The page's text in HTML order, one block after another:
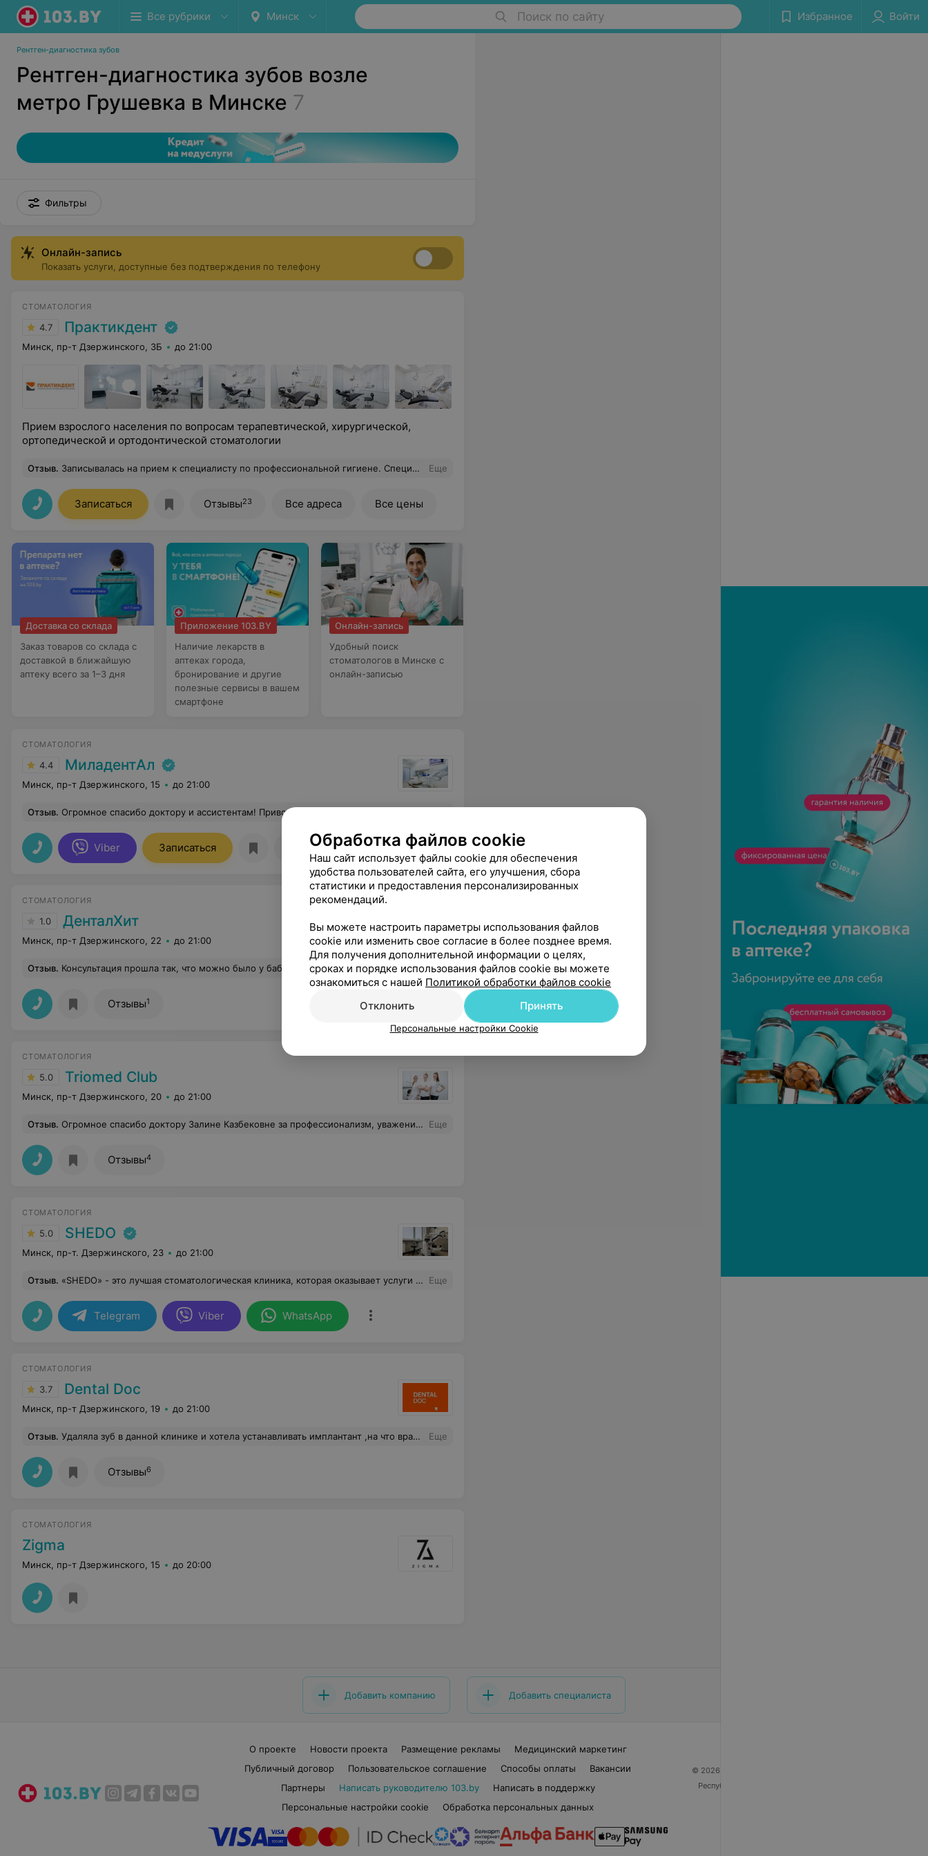
Все рубрики Минск Поиск по сайту Избранное Войти
Рентген-диагностика зубов
Рентген-диагностика зубов возле
метро Грушевка в Минске 7
Фильтры
Онлайн-запись
Показать услуги, доступные без подтверждения по телефону
СТОМАТОЛОГИЯ
4.7 Практикдент
Минск, пр-т Дзержинского, 3Б до 21:00
Прием взрослого населения по вопросам терапевтической, хирургической,
ортопедической и ортодонтической стоматологии
Отзыв. Записывалась на прием к специалисту по профессиональной гигиене. Специалист тактичный, приветливый. Оказанной процедурой осталась вполне довольна! Еще
Записаться Отзывы23 Все адреса Все цены
Доставка со склада
Заказ товаров со склада с
доставкой в ближайшую
аптеку всего за 1–3 дня
Приложение 103.BY
Наличие лекарств в
аптеках города,
бронирование и другие
полезные сервисы в вашем
смартфоне
Онлайн-запись
Удобный поиск
стоматологов в Минске с
онлайн-записью
СТОМАТОЛОГИЯ
4.4 МиладентАл
Минск, пр-т Дзержинского, 15 до 21:00
Отзыв. Огромное спасибо доктору и ассистентам! Приводили дочь с серьезным кариесом, боялись паники. Но врач так ловко и весело все превратила в игру, что ребенок даже не заметил укола! Ушли с улыбкой. Чистые, современные кабинеты, доброе отношение на ресепшене. Цены соответствуют качеству. Очень рекомендую!
Viber Записаться Отзывы20
СТОМАТОЛОГИЯ
1.0 ДенталХит
Минск, пр-т Дзержинского, 22 до 21:00
Отзыв. Консультация прошла так, что можно было у бабы Зины получить такие ответы на вопросы по брекетам. "Показания к брекетам есть, но вроде и нет, а вообще они у всех есть, но вам брекеты может и не нужны". "может мы и хуже сделаем", "Стираемость с одной стороны - 3 мм зубов, есть но это возрастное". "если поставить брекеты то может будут зубы стираться с одной стороны, а может и не будут". Даже стоимость назвал от 7500 до 13000. Какой смысл в такой консультации, если глядя на зд снимок и зубы, врач не может сказать ни то, сможет ли он остановить уменьшение высоты зубов с одной стороны и по цене посчитать? Не советую. Еще
Отзывы1
СТОМАТОЛОГИЯ
5.0 Triomed Club
Минск, пр-т Дзержинского, 20 до 21:00
Отзыв. Огромное спасибо доктору Залине Казбековне за профессионализм, уважение и внимательное отношение. Проблема с лечением зуба была решена за один прием и очень качественно. Также благодарна специалистам в рентген кабинете, в регистратуре, что очень быстро нашли возможность записать к доктору. Всем огромное спасибо Еще
Отзывы4
СТОМАТОЛОГИЯ
5.0 SHEDO
Минск, пр-т. Дзержинского, 23 до 21:00
Отзыв. «SHEDO» - это лучшая стоматологическая клиника, которая оказывает услуги на самом высочайшем уровне! Главными специалистами и основателями этого центра являются два врача: хирург-имплантолог Шелег Владимир Леонидович и ортопед Добрицкий Антон Павлович. Это опытные профессионалы, действительно знающие свое дело, а также это прекрасные, доброжелательные люди, с которыми спокойно проходишь все непростые этапы стоматологических манипуляций. Работают доктора в постоянном контакте друг с другом, что очень важно для окончательного результата. Вместе они творят чудеса! По секрету скажу, что их работу высоко ценят другие коллеги-стоматологи) Именно так, по рекомендации другого хирурга-стоматолога мы узнали про фамилии Шелег и Добрицкий) К ним обращаются люди не только из Беларуси, но приезжает много иностранных пациентов. Доктора сами выступают на всевозможных конференциях за границей, обучают коллег своему мастерству, делятся передовым опытом на различных медицинских форумах. Рекомендую! Еще
Telegram Viber WhatsApp
СТОМАТОЛОГИЯ
3.7 Dental Doc
Минск, пр-т Дзержинского, 19 до 21:00
Отзыв. Удаляла зуб в данной клинике и хотела устанавливать имплантант ,на что врач сказал нужно сразу одновременно удалить наращивать костную ткань т.к. ее не хватает. Мы так и сделали ...что мы имеем по факту спустя 4 месяца делаю снимок она еще не прижалась они мне сказали нужно еще походить 1 месяц, но я не стала ждать .. Пошла в другую клинику врач хирург был в шоке что он увидел он сказал что ничего наращивать не нужно было .Они этим самым ухудшили ситуацию.То что Врач нарастил ... образовалась рыхлая полость ..что пришлось убирать и делать синус-лифтинг. Вот такое отношение к пациентам. Заплатила 800р что бы потом еще это исправить. Зачем обманывать людей!? И кто теперь вернет мне потраченное время и деньги ? Еще
Отзывы6
СТОМАТОЛОГИЯ
Zigma
Минск, пр-т Дзержинского, 15 до 20:00
Добавить компанию Добавить специалиста
О проекте Новости проекта Размещение рекламы
Медицинский маркетинг
Публичный договор
Пользовательское соглашение Способы оплаты
Вакансии
Партнеры
Написать руководителю 103.by
Написать в поддержку
Персональные настройки cookie
Обработка персональных данных
© 2026 ООО «Артокс Лаб», УНП 191700409
Республика Беларусь, г. Минск, улица Толбухина, 2,
Обработка файлов cookie
Наш сайт использует файлы cookie для обеспечения
удобства пользователей сайта, его улучшения, сбора
статистики и предоставления персонализированных
рекомендаций.
Вы можете настроить параметры использования файлов
cookie или изменить свое согласие в более позднее время.
Для получения дополнительной информации о целях,
сроках и порядке использования файлов cookie вы можете
ознакомиться с нашей Политикой обработки файлов cookie
Отклонить
Принять
Персональные настройки Cookie